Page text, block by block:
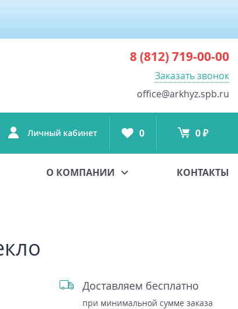
8 (812)719-00-00
Заказать звонок
office@arkhyz.spb.ru
Личный кабинет 0 0 ₽
О КОМПАНИИ КОНТАКТЫ
Доставляем бесплатно
при минимальной сумме заказа